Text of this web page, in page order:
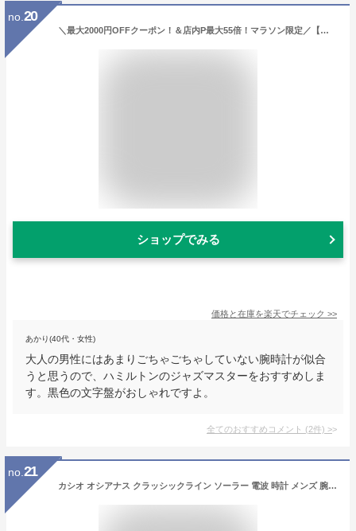
no. 20
＼最大2000円OFFクーポン！＆店内P最大55倍！マラソン限定／【イメージ違いも90日間は返品OK！】ハミルトン HAMILTON ジャズマスターシンライン H38411183 メンズ
ショップでみる
価格と在庫を楽天でチェック >>
あかり(40代・女性)
大人の男性にはあまりごちゃごちゃしていない腕時計が似合
うと思うので、ハミルトンのジャズマスターをおすすめしま
す。黒色の文字盤がおしゃれですよ。
全てのおすすめコメント (2件) >
no. 21
カシオ オシアナス クラッシックライン ソーラー 電波 時計 メンズ 腕時計 OCW-T2600-1AJF